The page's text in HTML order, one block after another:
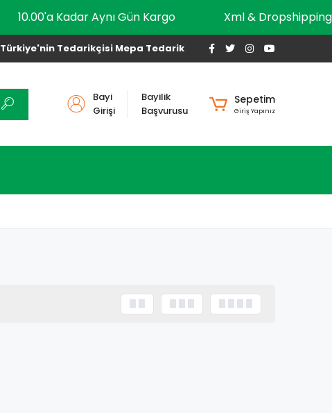
10.00'a Kadar Aynı Gün Kargo Xml &
Türkiye'nin Tedarikçisi Mepa Tedarik
Bayi
Girişi
Bayilik
Başvurusu
Sepetim
Giriş Yapınız